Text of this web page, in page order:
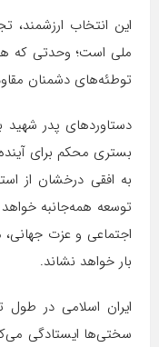
این انتخاب
ملی است؛ وحدتی که
توطئه‌های دشمنان
دستاوردهای پدر شهید
بستری محکم برای آینده
به افقی درخشان از
توسعه همه‌جانبه
اجتماعی و عزت
بار خواهد نشاند.
ایران اسلامی در طول
سختی‌ها ایستادگی